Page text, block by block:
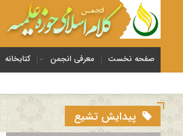
صفحه نخست معرفی انجمن کتابخانه
پیدایش تشیع